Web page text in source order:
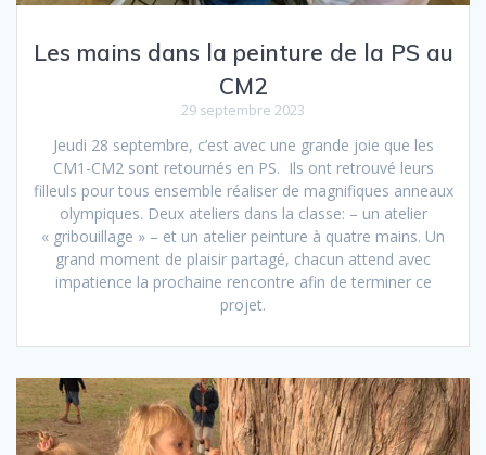
Les mains dans la peinture de la PS au
CM2
29 septembre 2023
Jeudi 28 septembre, c’est avec une grande joie que les
CM1-CM2 sont retournés en PS. Ils ont retrouvé leurs
filleuls pour tous ensemble réaliser de magnifiques anneaux
olympiques. Deux ateliers dans la classe: – un atelier
« gribouillage » – et un atelier peinture à quatre mains. Un
grand moment de plaisir partagé, chacun attend avec
impatience la prochaine rencontre afin de terminer ce
projet.